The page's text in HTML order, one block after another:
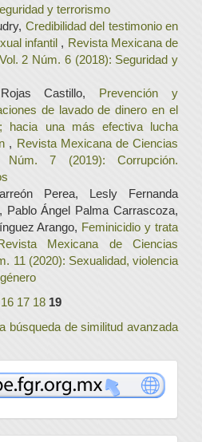
y terrorismo
Credibilidad del testimonio en
infantil , Revista Mexicana de
2 Núm. 6 (2018): Seguridad y
Castillo, Prevención y
de lavado de dinero en el
hacia una más efectiva lucha
, Revista Mexicana de Ciencias
7 (2019): Corrupción.
Perea, Lesly Fernanda
Pablo Ángel Palma Carrascoza,
Arango, Feminicidio y trata
Mexicana de Ciencias
11 (2020): Sexualidad, violencia
16 17 18 19
búsqueda de similitud avanzada